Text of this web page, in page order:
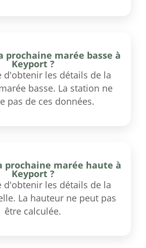
prochaine marée basse à
Keyport ?
d'obtenir les détails de la
basse. La station ne
pas de ces données.
prochaine marée haute à
Keyport ?
d'obtenir les détails de la
La hauteur ne peut pas
être calculée.